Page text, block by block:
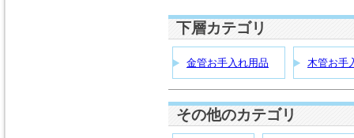
下層カテゴリ
金管お手入れ用品 木管お手
その他のカテゴリ